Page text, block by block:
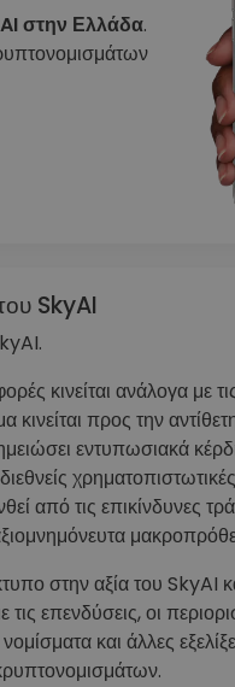
στην Ελλάδα.
SkyAI
κινείται ανάλογα με
προς την
εντυπωσιακά
από τις επικίνδυνες
στην αξία του SkyAI
τις επενδύσεις, οι
και άλλες